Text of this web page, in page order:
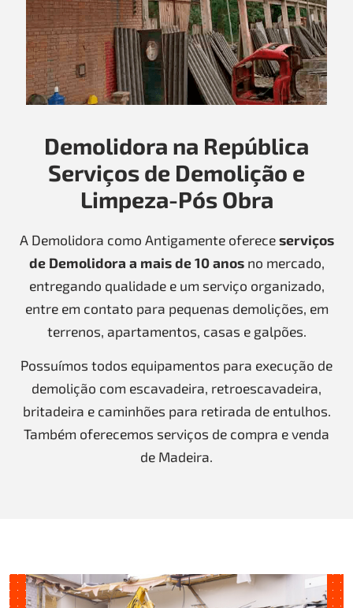
Demolidora na República
Serviços de Demolição e
Limpeza-Pós Obra
A Demolidora como Antigamente ofereceserviços
de Demolidora a mais de 10 anosno mercado,
entregando qualidade e um serviço organizado,
entre em contato para pequenas demolições, em
terrenos, apartamentos, casas e galpões.
Possuímos todos equipamentos para execução de
demolição com escavadeira, retroescavadeira,
britadeira e caminhões para retirada de entulhos.
Também oferecemos serviços de compra e venda
de Madeira.